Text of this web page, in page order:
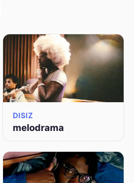
DISIZ
melodrama